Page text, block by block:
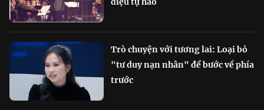
Trò chuyện với tương lai: Loại bỏ
"tư duy nạn nhân" để bước về phía
trước